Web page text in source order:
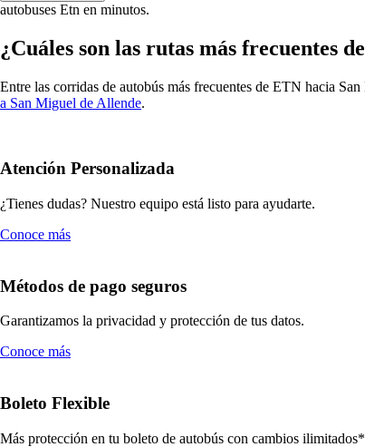
autobuses Etn en minutos.
¿Cuáles son las rutas más frecuentes
Entre las corridas de autobús más frecuentes de ETN hacia
a San Miguel de Allende.
Atención Personalizada
¿Tienes dudas? Nuestro equipo está listo para ayudarte.
Conoce más
Métodos de pago seguros
Garantizamos la privacidad y protección de tus datos.
Conoce más
Boleto Flexible
Más protección en tu boleto de autobús con cambios